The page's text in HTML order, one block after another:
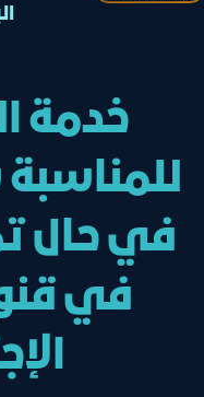
خدمة
في حال
في